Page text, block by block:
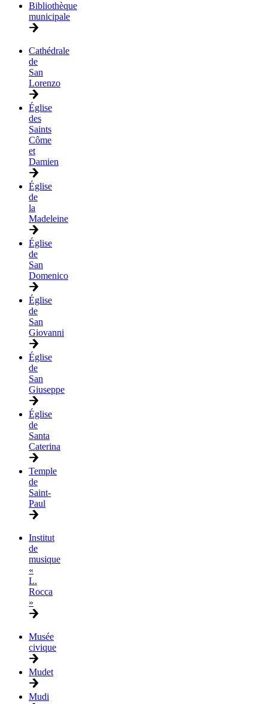
Bibliothèque
municipale
Cathédrale
de
San
Lorenzo
Église
des
Saints
Côme
et
Damien
Église
de
la
Madeleine
Église
de
San
Domenico
Église
de
San
Giovanni
Église
de
San
Giuseppe
Église
de
Santa
Caterina
Temple
de
Saint-
Paul
Institut
de
musique
«
L.
Rocca
»
Musée
civique
Mudet
Mudi